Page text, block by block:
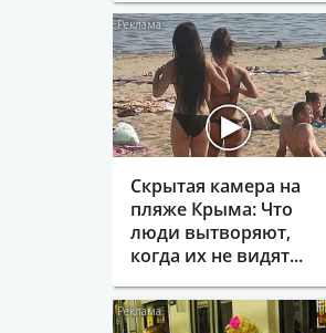
Скрытая камера на
пляже Крыма: Что
люди вытворяют,
когда их не видят...